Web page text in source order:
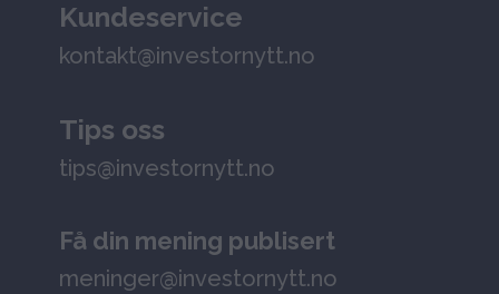
Kundeservice
kontakt@investornytt.no
Tips oss
tips@investornytt.no
Få din mening publisert
meninger@investornytt.no